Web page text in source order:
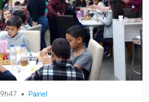
• Painel